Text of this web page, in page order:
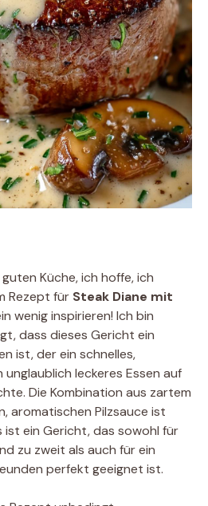
Küche, ich hoffe, ich
Rezept für Steak Diane mit
wenig inspirieren! Ich bin
dass dieses Gericht ein
ist, der ein schnelles,
leckeres Essen auf
Die Kombination aus zartem
aromatischen Pilzsauce ist
ist ein Gericht, das sowohl für
zu zweit als auch für ein
perfekt geeignet ist.